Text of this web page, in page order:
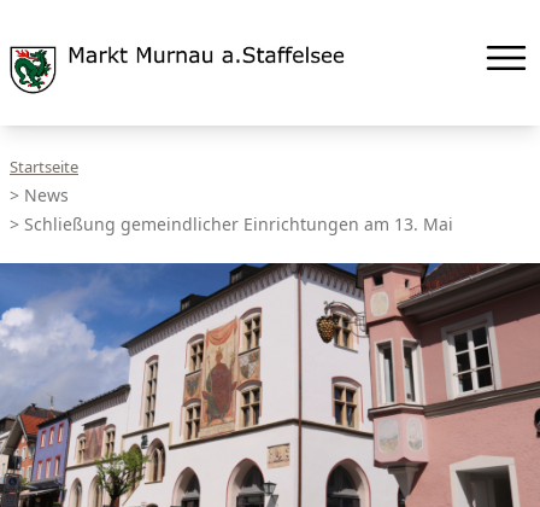
Startseite
> News
> Schließung gemeindlicher Einrichtungen am 13. Mai